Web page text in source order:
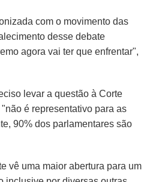
com o movimento das
desse debate
agora vai ter que enfrentar",
levar a questão à Corte
é representativo para as
90% dos parlamentares são
vê uma maior abertura para um